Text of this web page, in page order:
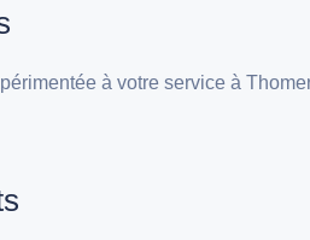
à votre service à